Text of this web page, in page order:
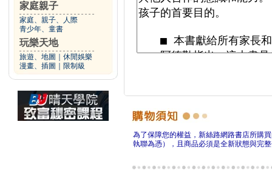
家庭親子
家庭、親子、人際
青少年、童書
玩樂天地
旅遊、地圖
休閒娛樂
漫畫、插圖
限制級
為了保障您的權益，新絲路網路書店所購
執聯為憑），且商品必須是全新狀態與完